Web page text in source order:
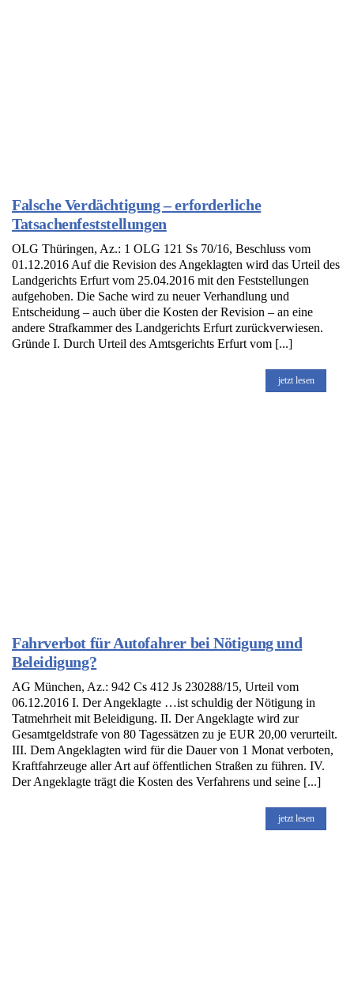
Falsche Verdächtigung – erforderliche
Tatsachenfeststellungen
OLG Thüringen, Az.: 1 OLG 121 Ss 70/16, Beschluss vom
01.12.2016 Auf die Revision des Angeklagten wird das Urteil des
Landgerichts Erfurt vom 25.04.2016 mit den Feststellungen
aufgehoben. Die Sache wird zu neuer Verhandlung und
Entscheidung – auch über die Kosten der Revision – an eine
andere Strafkammer des Landgerichts Erfurt zurückverwiesen.
Gründe I. Durch Urteil des Amtsgerichts Erfurt vom [...]
jetzt lesen
Fahrverbot für Autofahrer bei Nötigung und
Beleidigung?
AG München, Az.: 942 Cs 412 Js 230288/15, Urteil vom
06.12.2016 I. Der Angeklagte …ist schuldig der Nötigung in
Tatmehrheit mit Beleidigung. II. Der Angeklagte wird zur
Gesamtgeldstrafe von 80 Tagessätzen zu je EUR 20,00 verurteilt.
III. Dem Angeklagten wird für die Dauer von 1 Monat verboten,
Kraftfahrzeuge aller Art auf öffentlichen Straßen zu führen. IV.
Der Angeklagte trägt die Kosten des Verfahrens und seine [...]
jetzt lesen